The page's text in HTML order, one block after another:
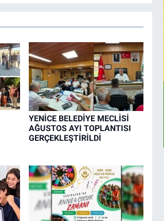
YENİCE BELEDİYE MECLİSİ
AĞUSTOS AYI TOPLANTISI
GERÇEKLEŞTİRİLDİ